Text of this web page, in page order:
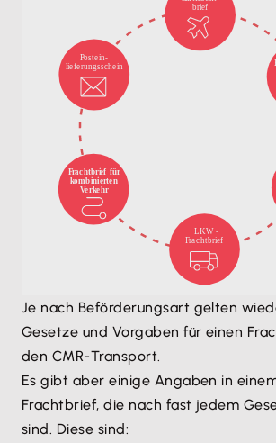
Je nach Beförderungsart gelten
Gesetze und Vorgaben für einen
den CMR-Transport.
Es gibt aber einige Angaben in
Frachtbrief, die nach fast jedem
sind. Diese sind: